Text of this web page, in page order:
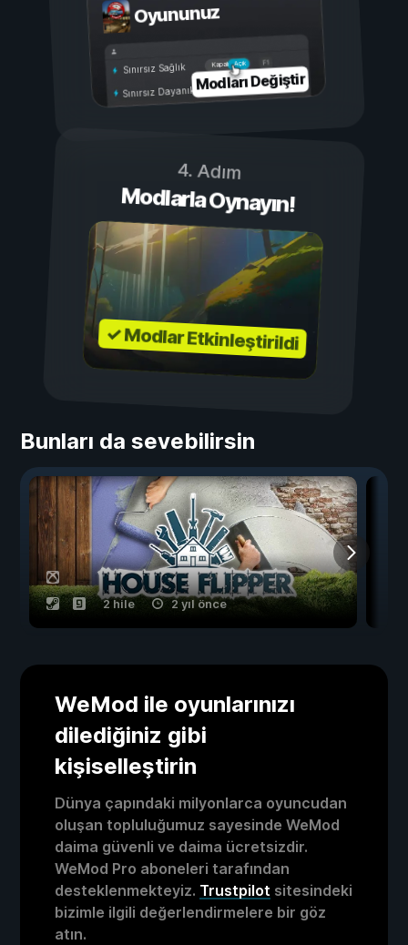
Oyununuz
Açık
Kapalı
Sınırsız Sağlık
Sınırsız DayanıklılıkModları Değiştir
4. Adım
Modlarla Oynayın!
✓ Modlar Etkinleştirildi
Bunları da sevebilirsin
2 hile 2 yıl önce
WeMod ile oyunlarınızı
dilediğiniz gibi
kişiselleştirin
Dünya çapındaki milyonlarca oyuncudan
oluşan topluluğumuz sayesinde WeMod
daima güvenli ve daima ücretsizdir.
WeMod Pro aboneleri tarafından
desteklenmekteyiz. Trustpilot sitesindeki
bizimle ilgili değerlendirmelere bir göz
atın.